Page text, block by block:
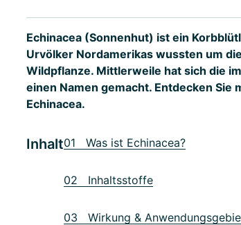
Echinacea (Sonnenhut) ist ein
Urvölker Nordamerikas wussten um
Wildpflanze. Mittlerweile hat sich die
einen Namen gemacht. Entdecken
Echinacea.
Inhalt01 Was ist Echinacea?
02 Inhaltsstoffe
03 Wirkung &